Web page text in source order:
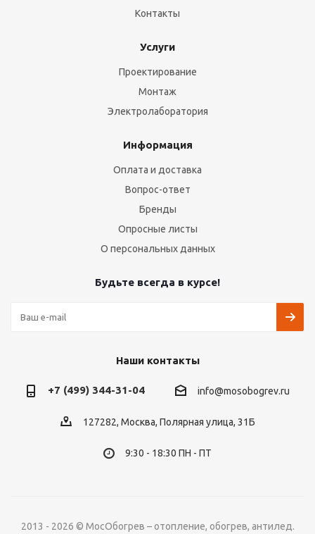
Контакты
Услуги
Проектирование
Монтаж
Электролаборатория
Информация
Оплата и доставка
Вопрос-ответ
Бренды
Опросные листы
О персональных данных
Будьте всегда в курсе!
Наши контакты
+7 (499) 344-31-04 info@mosobogrev.ru
127282, Москва, Полярная улица, 31Б
9:30 - 18:30 ПН - ПТ
2013 - 2026 © МосОбогрев – отопление, обогрев, антилед.